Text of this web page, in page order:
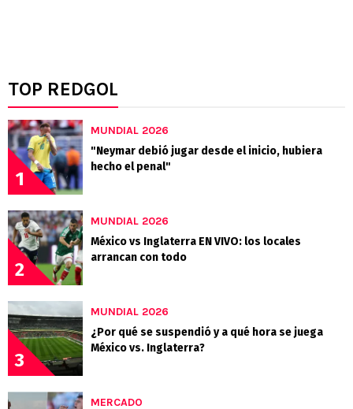
TOP REDGOL
1
MUNDIAL 2026
"Neymar debió jugar desde el inicio, hubiera
hecho el penal"
2
MUNDIAL 2026
México vs Inglaterra EN VIVO: los locales
arrancan con todo
3
MUNDIAL 2026
¿Por qué se suspendió y a qué hora se juega
México vs. Inglaterra?
MERCADO